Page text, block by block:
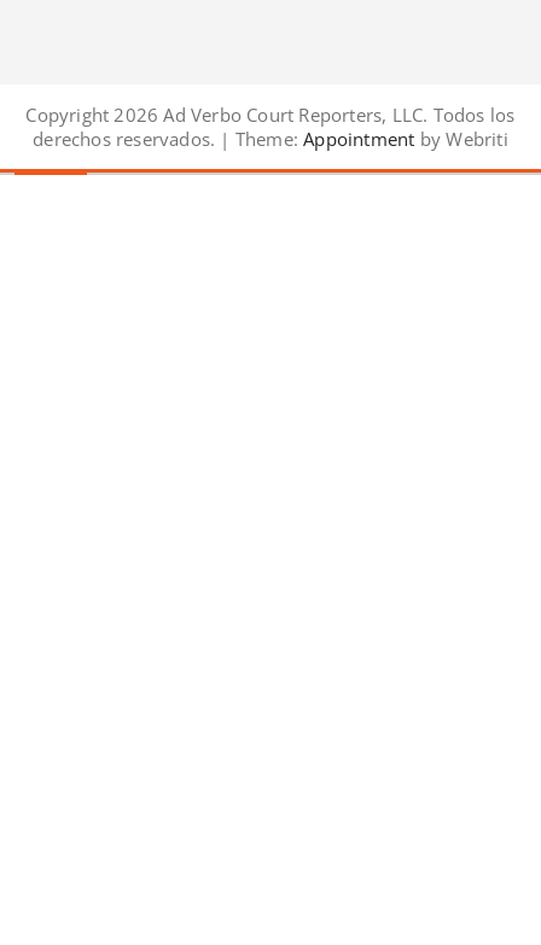
Copyright 2026 Ad Verbo Court Reporters, LLC. Todos los
derechos reservados. | Theme: Appointment by Webriti